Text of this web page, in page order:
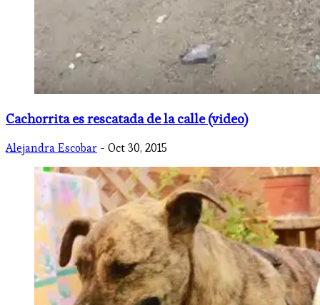
Cachorrita es rescatada de la calle (video)
Alejandra Escobar - Oct 30, 2015